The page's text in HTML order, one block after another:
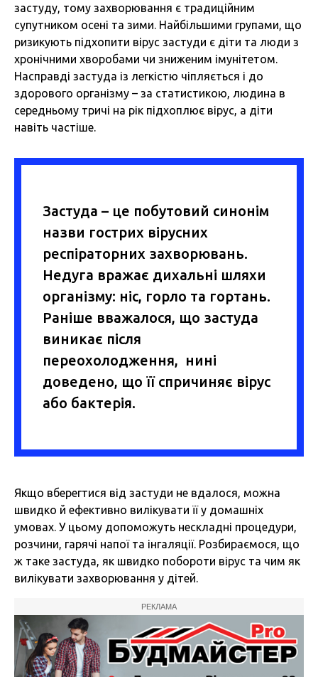
застуду, тому захворювання є традиційним
супутником осені та зими. Найбільшими групами, що
ризикують підхопити вірус застуди є діти та люди з
хронічними хворобами чи зниженим імунітетом.
Насправді застуда із легкістю чіпляється і до
здорового організму – за статистикою, людина в
середньому тричі на рік підхоплює вірус, а діти
навіть частіше.
Застуда – це побутовий синонім
назви гострих вірусних
респіраторних захворювань.
Недуга вражає дихальні шляхи
організму: ніс, горло та гортань.
Раніше вважалося, що застуда
виникає після
переохолодження, нині
доведено, що її спричиняє вірус
або бактерія.
Якщо вберегтися від застуди не вдалося, можна
швидко й ефективно вилікувати її у домашніх
умовах. У цьому допоможуть нескладні процедури,
розчини, гарячі напої та інгаляції. Розбираємося, що
ж таке застуда, як швидко побороти вірус та чим як
вилікувати захворювання у дітей.
РЕКЛАМА